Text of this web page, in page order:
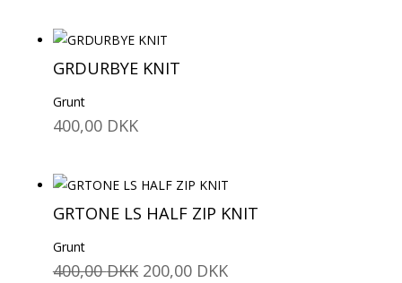
var:
900,00 DKK.
GRDURBYE KNIT
Grunt
400,00 DKK
GRTONE LS HALF ZIP KNIT
Grunt
400,00DKK Den
200,00 DKKDen